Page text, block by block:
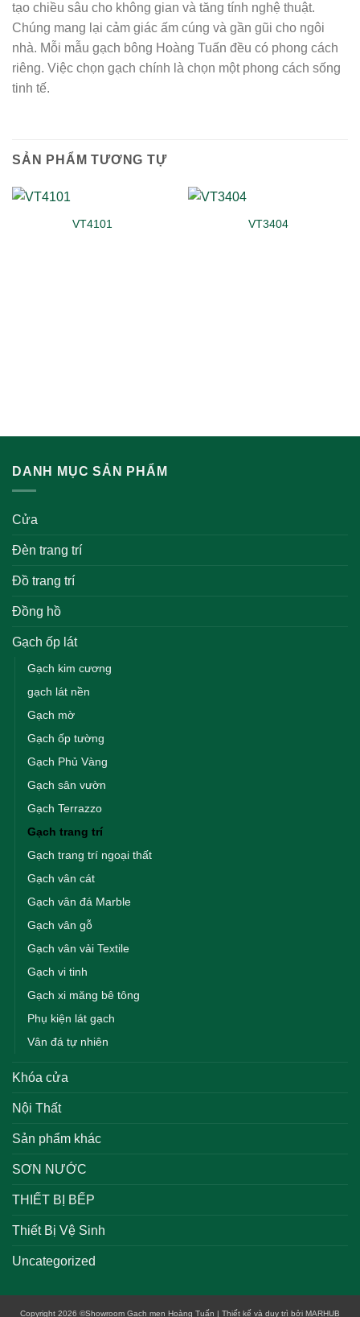
tạo chiều sâu cho không gian và tăng tính nghệ thuật.
Chúng mang lại cảm giác ấm cúng và gần gũi cho ngôi
nhà. Mỗi mẫu gạch bông Hoàng Tuấn đều có phong cách
riêng. Việc chọn gạch chính là chọn một phong cách sống
tinh tế.
SẢN PHẨM TƯƠNG TỰ
VT4101 VT3404
DANH MỤC SẢN PHẨM
Cửa
Đèn trang trí
Đồ trang trí
Đồng hồ
Gạch ốp lát
Gạch kim cương
gạch lát nền
Gạch mờ
Gạch ốp tường
Gạch Phủ Vàng
Gạch sân vườn
Gạch Terrazzo
Gạch trang trí
Gạch trang trí ngoại thất
Gạch vân cát
Gạch vân đá Marble
Gạch vân gỗ
Gạch vân vải Textile
Gạch vi tinh
Gạch xi măng bê tông
Phụ kiện lát gạch
Vân đá tự nhiên
Khóa cửa
Nội Thất
Sản phẩm khác
SƠN NƯỚC
THIẾT BỊ BẾP
Thiết Bị Vệ Sinh
Uncategorized
Copyright 2026 ©Showroom Gạch men Hoàng Tuấn | Thiết kế và duy trì bởi MARHUB